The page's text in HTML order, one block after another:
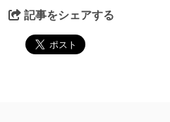
記事をシェアする